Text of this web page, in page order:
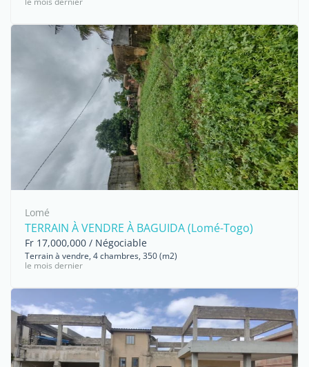
Lomé
TERRAIN À VENDRE À BAGUIDA (Lomé-Togo)
Fr 17,000,000 / Négociable
Terrain à vendre, 4 chambres, 350 (m2)
le mois dernier